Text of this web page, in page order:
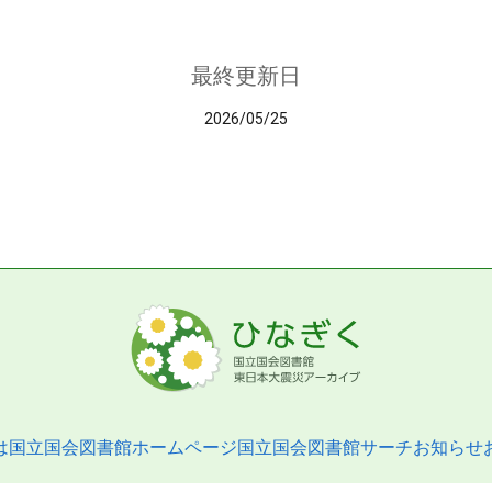
最終更新日
2026/05/25
国立国会図書館ホームページ国立国会図書館サーチお知らせ